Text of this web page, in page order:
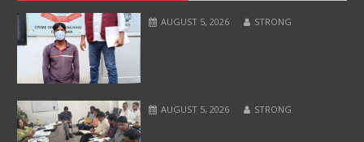
AUGUST 5, 2026 STRONG
AUGUST 5, 2026 STRONG